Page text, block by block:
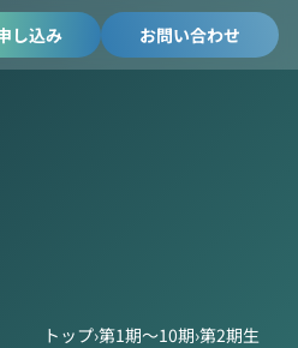
し込み お問い合わせ
トップ›第1期～10期›第2期生